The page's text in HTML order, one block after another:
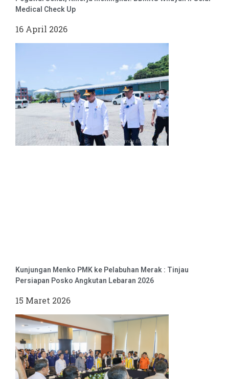
Medical Check Up
16 April 2026
Kunjungan Menko PMK ke Pelabuhan Merak : Tinjau
Persiapan Posko Angkutan Lebaran 2026
15 Maret 2026